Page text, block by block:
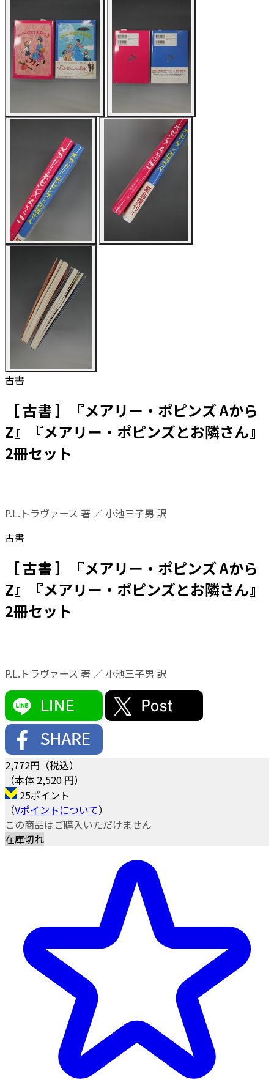
古書
［ 古書 ］『メアリー・ポピンズ Aから
Z』『メアリー・ポピンズとお隣さん』
2冊セット
P.L.トラヴァース 著 ／ 小池三子男 訳
古書
［ 古書 ］『メアリー・ポピンズ Aから
Z』『メアリー・ポピンズとお隣さん』
2冊セット
P.L.トラヴァース 著 ／ 小池三子男 訳
2,772円（税込）
（本体 2,520 円）
25ポイント
（Vポイントについて）
この商品はご購入いただけません
在庫切れ